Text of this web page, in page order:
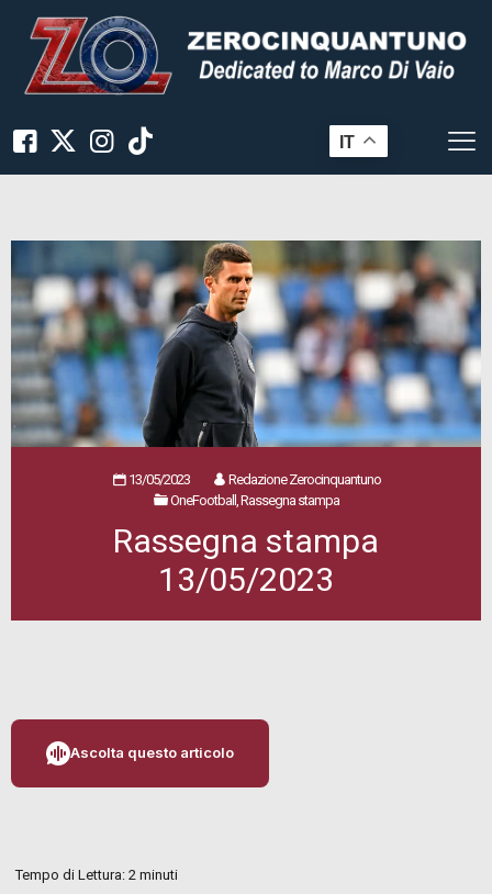
IT
13/05/2023
Redazione Zerocinquantuno
OneFootball, Rassegna stampa
Rassegna stampa
13/05/2023
Ascolta questo articolo
Tempo di Lettura:2 minuti